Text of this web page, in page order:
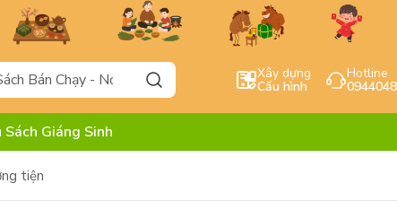
Xây dựng
Cấu hình
Hotline
Sách Giáng Sinh
tiện